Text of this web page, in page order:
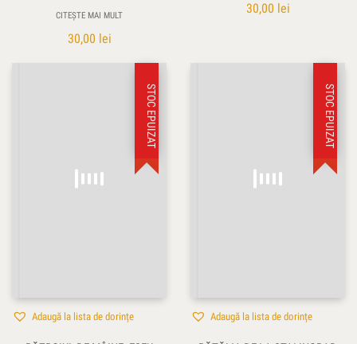
CITEȘTE MAI MULT
30,00 lei
30,00 lei
STOC EPUIZAT
Adaugă la lista de dorințe
STOC EPUIZAT
Adaugă la lista de dorințe